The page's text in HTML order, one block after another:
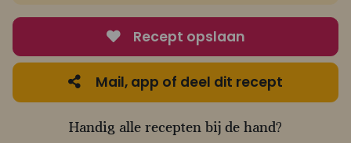
Recept opslaan
Mail, app of deel dit recept
Handig alle recepten bij de hand?